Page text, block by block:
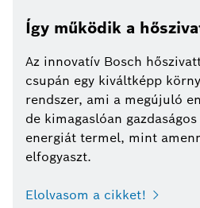
Így működik a
Az innovatív Bosch
csupán egy kiváltképp
rendszer, ami a megújuló
de kimagaslóan
energiát termel, mint
elfogyaszt.
Elolvasom a cikket!